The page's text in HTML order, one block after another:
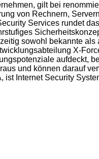
gilt bei
von Rechnern,
Services rundet
sowohl bekannte
X-
aufdeckt,
und können darauf
Internet Security